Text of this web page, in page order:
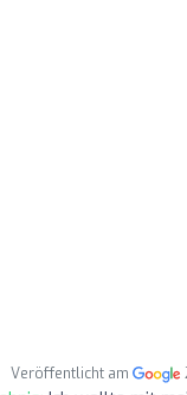
Veröffentlicht am